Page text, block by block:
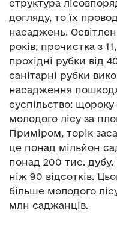
структура
догляду, то їх
насаджень.
років, прочистка з
прохідні рубки від
санітарні рубки
насадження
суспільство:
молодого лісу за
Приміром, торік
це понад мільйон
понад 200 тис.
ніж 90 відсотків.
більше молодого
млн саджанців.